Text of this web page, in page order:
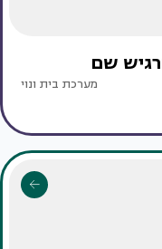
שם
מערכת בית ונוי